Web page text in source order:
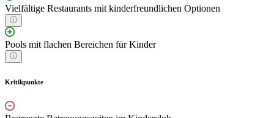
Vielfältige Restaurants mit kinderfreundlichen Optionen
Pools mit flachen Bereichen für Kinder
Kritikpunkte